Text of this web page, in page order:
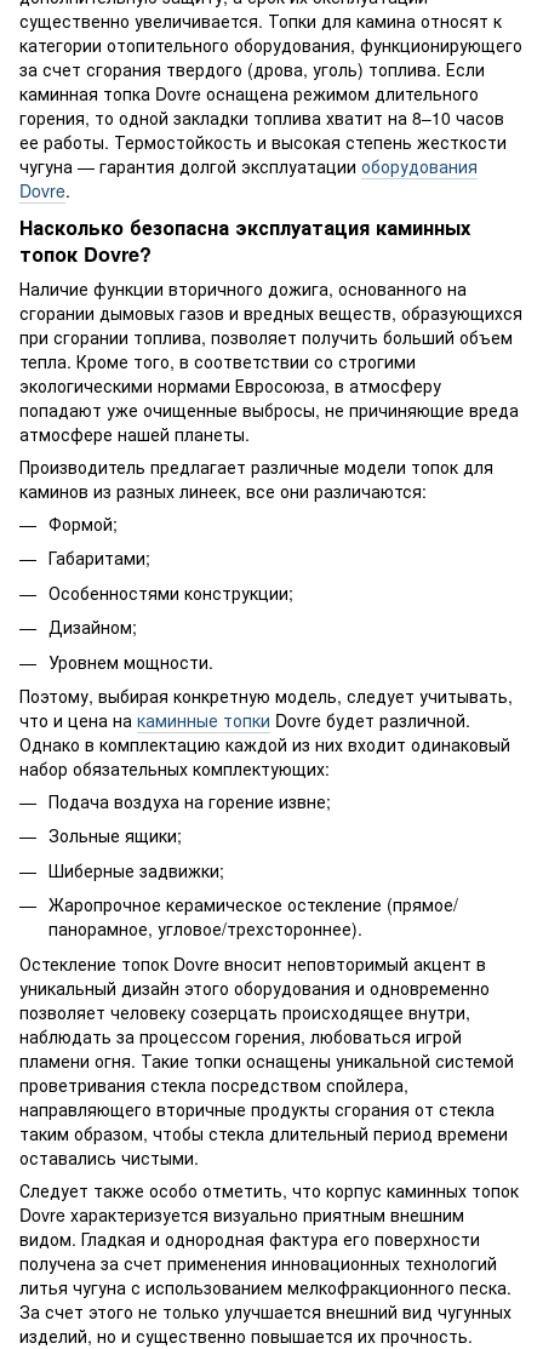
существенно увеличивается. Топки для камина относят к
категории отопительного оборудования, функционирующего
за счет сгорания твердого (дрова, уголь) топлива. Если
каминная топка Dovre оснащена режимом длительного
горения, то одной закладки топлива хватит на 8–10 часов
ее работы. Термостойкость и высокая степень жесткости
чугуна — гарантия долгой эксплуатации оборудования
Dovre.
Насколько безопасна эксплуатация каминных
топок Dovre?
Наличие функции вторичного дожига, основанного на
сгорании дымовых газов и вредных веществ, образующихся
при сгорании топлива, позволяет получить больший объем
тепла. Кроме того, в соответствии со строгими
экологическими нормами Евросоюза, в атмосферу
попадают уже очищенные выбросы, не причиняющие вреда
атмосфере нашей планеты.
Производитель предлагает различные модели топок для
каминов из разных линеек, все они различаются:
Формой;
Габаритами;
Особенностями конструкции;
Дизайном;
Уровнем мощности.
Поэтому, выбирая конкретную модель, следует учитывать,
что и цена на каминные топки Dovre будет различной.
Однако в комплектацию каждой из них входит одинаковый
набор обязательных комплектующих:
Подача воздуха на горение извне;
Зольные ящики;
Шиберные задвижки;
Жаропрочное керамическое остекление (прямое/
панорамное, угловое/трехстороннее).
Остекление топок Dovre вносит неповторимый акцент в
уникальный дизайн этого оборудования и одновременно
позволяет человеку созерцать происходящее внутри,
наблюдать за процессом горения, любоваться игрой
пламени огня. Такие топки оснащены уникальной системой
проветривания стекла посредством спойлера,
направляющего вторичные продукты сгорания от стекла
таким образом, чтобы стекла длительный период времени
оставались чистыми.
Следует также особо отметить, что корпус каминных топок
Dovre характеризуется визуально приятным внешним
видом. Гладкая и однородная фактура его поверхности
получена за счет применения инновационных технологий
литья чугуна с использованием мелкофракционного песка.
За счет этого не только улучшается внешний вид чугунных
изделий, но и существенно повышается их прочность.